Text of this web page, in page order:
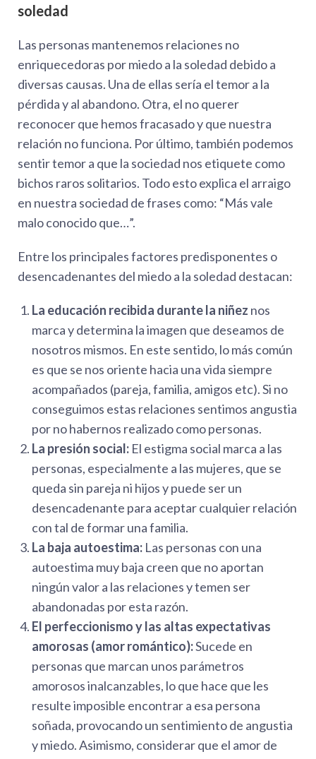
soledad
Las personas mantenemos relaciones no
enriquecedoras por miedo a la soledad debido a
diversas causas. Una de ellas sería el temor a la
pérdida y al abandono. Otra, el no querer
reconocer que hemos fracasado y que nuestra
relación no funciona. Por último, también podemos
sentir temor a que la sociedad nos etiquete como
bichos raros solitarios. Todo esto explica el arraigo
en nuestra sociedad de frases como: “Más vale
malo conocido que…”.
Entre los principales factores predisponentes o
desencadenantes del miedo a la soledad destacan:
La educación recibida durante la niñez nos
marca y determina la imagen que deseamos de
nosotros mismos. En este sentido, lo más común
es que se nos oriente hacia una vida siempre
acompañados (pareja, familia, amigos etc). Si no
conseguimos estas relaciones sentimos angustia
por no habernos realizado como personas.
La presión social: El estigma social marca a las
personas, especialmente a las mujeres, que se
queda sin pareja ni hijos y puede ser un
desencadenante para aceptar cualquier relación
con tal de formar una familia.
La baja autoestima: Las personas con una
autoestima muy baja creen que no aportan
ningún valor a las relaciones y temen ser
abandonadas por esta razón.
El perfeccionismo y las altas expectativas
amorosas (amor romántico):Sucede en
personas que marcan unos parámetros
amorosos inalcanzables, lo que hace que les
resulte imposible encontrar a esa persona
soñada, provocando un sentimiento de angustia
y miedo. Asimismo, considerar que el amor de